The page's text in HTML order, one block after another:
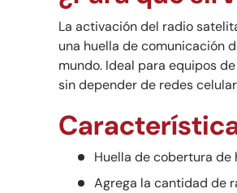
La activación del radio
una huella de comunicación
mundo. Ideal para equipos
sin depender de redes
Huella de cobertura de
Agrega la cantidad de